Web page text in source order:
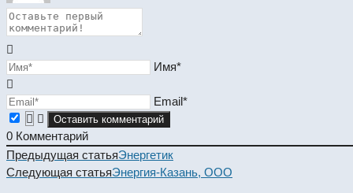
Имя*
Email*
0 Комментарий
Read
more
Предыдущая статьяЭнергетик
Следующая статьяЭнергия-Казань, ООО